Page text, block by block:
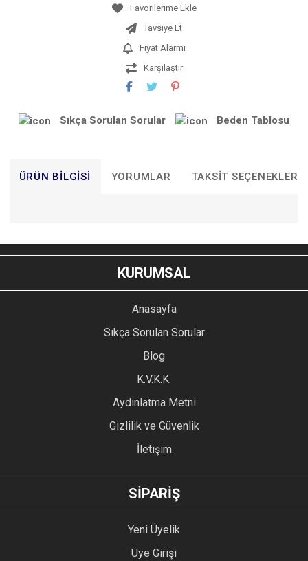
Tavsiye Et
Fiyat Alarmı
Karşılaştır
Sıkça Sorulan Sorular Beden Tablosu
ÜRÜN BILGISI YORUMLAR TAKSIT SEÇENEKLERI
YORUM YAZ
Bu ürünün fiyat bilgisi, resim, ürün açıklamalarında ve diğer
konularda yetersiz gördüğünüz noktaları öneri formunu
kullanarak tarafımıza iletebilirsiniz.
Ürün resmi kalitesiz, bozuk veya görüntülenemiyor.
Ürün açıklamasında eksik bilgiler bulunuyor.
Ürün bilgilerinde hatalar bulunuyor.
Ürün fiyatı diğer sitelerden daha pahalı.
GÖNDER
KURUMSAL
Anasayfa
Sıkça Sorulan Sorular
Blog
K.V.K.K.
Aydınlatma Metni
Gizlilik ve Güvenlik
İletişim
SİPARİŞ
Yeni Üyelik
Üye Girişi